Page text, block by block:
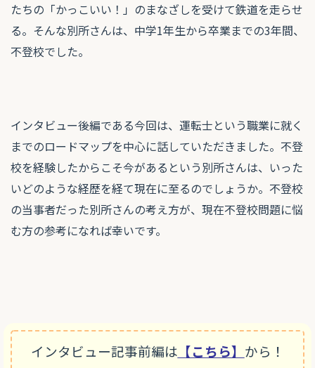
たちの「かっこいい！」のまなざしを受けて鉄道を走らせ
る。そんな別所さんは、中学1年生から卒業までの3年間、
不登校でした。
インタビュー後編である今回は、運転士という職業に就く
までのロードマップを中心に話していただきました。不登
校を経験したからこそ今があるという別所さんは、いった
いどのような経歴を経て現在に至るのでしょうか。不登校
の当事者だった別所さんの考え方が、現在不登校問題に悩
む方の参考になれば幸いです。
インタビュー記事前編は 【こちら】 から！